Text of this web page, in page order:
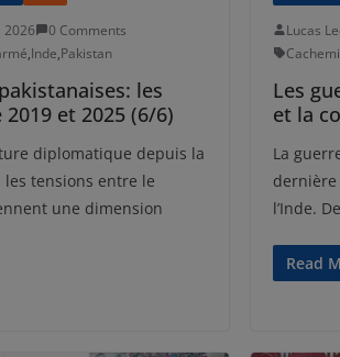
2026
0 Comments
,Inde,Pakistan
les
et 2025 (6/6)
diplomatique depuis la
tensions entre le
une dimension
Lucas
Les
et la
La
l’Inde.
Read